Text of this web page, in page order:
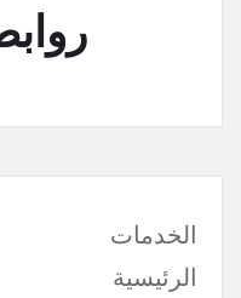
الخدمات
الرئيسية